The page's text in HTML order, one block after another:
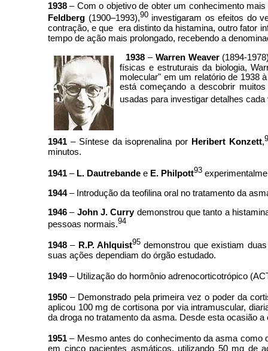
1938– Com o objetivo de obter um conhecimento
Feldberg (1900–1993),90investigaram os efeitos do
contração, e que era distinto da histamina, outro fator
tempo de ação mais prolongado, recebendo a
1938 – Warren Weaver(1894-
físicas e estruturais da biologia,
molecular" em um relatório de 1938
está começando a descobrir
usadas para investigar detalhes
1941 – Síntese da isoprenalina por Heribert Konzett,
minutos.
1941 –L. Dautrebande e E. Philpott93
1944– Introdução da teofilina oral no tratamento da
1946– John J. Curry demonstrou que tanto a
pessoas normais.94
1948– R.P. Ahlquist95 demonstrou que existiam
suas ações dependiam do órgão estudado.
1949 – Utilização do hormônio adrenocorticotrópico
1950 – Demonstrado pela primeira vez o poder da
aplicou 100 mg de cortisona por via intramuscular,
da droga no tratamento da asma. Desde esta ocasião
1951– Mesmo antes do conhecimento da asma como
em cinco pacientes asmáticos, utilizando 50 mg de